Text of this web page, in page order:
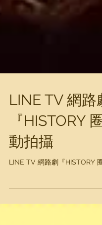
LINE TV 網路
『HISTORY
動拍攝